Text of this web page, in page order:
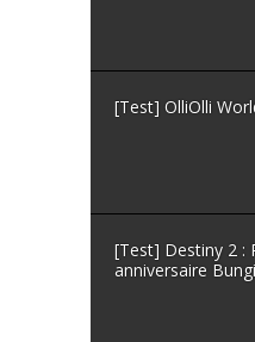
[Test] OlliOlli
[Test] Destiny 2 :
anniversaire